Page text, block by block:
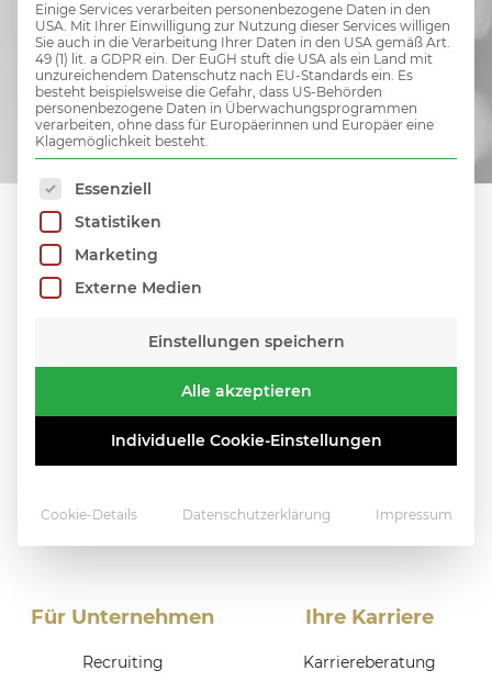
INITIATIVBEWERBUNG
Für Unternehmen
Recruiting
Ihre Karriere
Karriereberatung
Einige Services verarbeiten personenbezogene Daten in den
USA. Mit Ihrer Einwilligung zur Nutzung dieser Services willigen
Sie auch in die Verarbeitung Ihrer Daten in den USA gemäß Art.
49 (1) lit. a GDPR ein. Der EuGH stuft die USA als ein Land mit
unzureichendem Datenschutz nach EU-Standards ein. Es
besteht beispielsweise die Gefahr, dass US-Behörden
personenbezogene Daten in Überwachungsprogrammen
verarbeiten, ohne dass für Europäerinnen und Europäer eine
Klagemöglichkeit besteht.
Es folgt eine Liste der Service-Gruppen, für die
Essenziell
Statistiken
Marketing
Externe Medien
Einstellungen speichern
Alle akzeptieren
Individuelle Cookie-Einstellungen
Cookie-Details Datenschutzerklärung Impressum